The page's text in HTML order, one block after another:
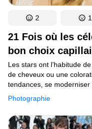
21 Fois où les
bon choix
Photographie
Les stars ont l’habitude
de cheveux ou une
tendances, se
Néanmoins, avoir un joli
sera forcément au
a affirmé à propos de la
dans la série Friends : “Je
2 1